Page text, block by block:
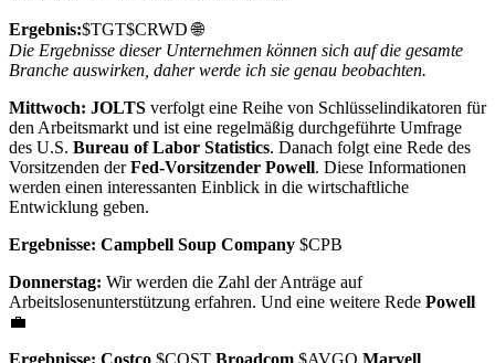
Ergebnis:$TGT$CRWD 🌐
Die Ergebnisse dieser Unternehmen können sich auf die gesamte
Branche auswirken, daher werde ich sie genau beobachten.
Mittwoch: JOLTS verfolgt eine Reihe von Schlüsselindikatoren für
den Arbeitsmarkt und ist eine regelmäßig durchgeführte Umfrage
des U.S. Bureau of Labor Statistics. Danach folgt eine Rede des
Vorsitzenden derFed-Vorsitzender Powell. Diese Informationen
werden einen interessanten Einblick in die wirtschaftliche
Entwicklung geben.
Ergebnisse: Campbell Soup Company $CPB
Donnerstag: Wir werden die Zahl der Anträge auf
Arbeitslosenunterstützung erfahren. Und eine weitere Rede Powell
💼